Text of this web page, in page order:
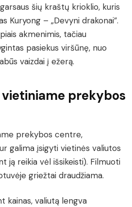
šių kraštų krioklio, kuris
Kuryong – „Devyni drakonai”.
akmenimis, tačiau
pasiekus viršūnę, nuo
vaizdai į ežerą.
prekybos
prekybos centre,
galima įsigyti vietinės valiutos
ją reikia vėl išsikeisti). Filmuoti
griežtai draudžiama.
kainas, valiutą lengva